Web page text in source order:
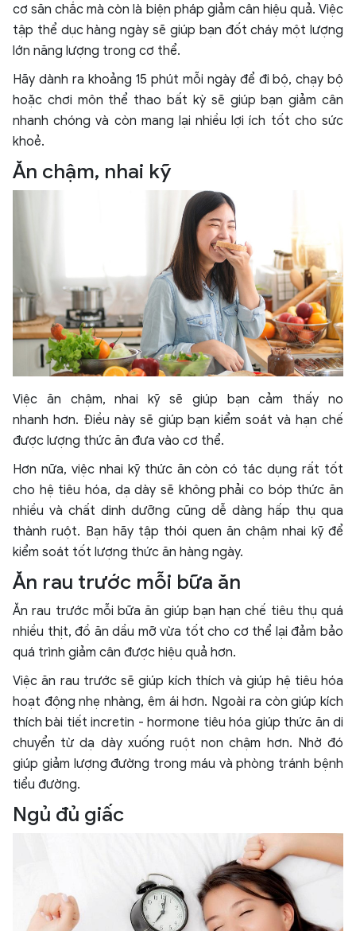
cơ săn chắc mà còn là biện pháp giảm cân hiệu quả. Việc
tập thể dục hàng ngày sẽ giúp bạn đốt cháy một lượng
lớn năng lượng trong cơ thể.
Hãy dành ra khoảng 15 phút mỗi ngày để đi bộ, chạy bộ
hoặc chơi môn thể thao bất kỳ sẽ giúp bạn giảm cân
nhanh chóng và còn mang lại nhiều lợi ích tốt cho sức
khoẻ.
Ăn chậm, nhai kỹ
Việc ăn chậm, nhai kỹ sẽ giúp bạn cảm thấy no
nhanh hơn. Điều này sẽ giúp bạn kiểm soát và hạn chế
được lượng thức ăn đưa vào cơ thể.
Hơn nữa, việc nhai kỹ thức ăn còn có tác dụng rất tốt
cho hệ tiêu hóa, dạ dày sẽ không phải co bóp thức ăn
nhiều và chất dinh dưỡng cũng dễ dàng hấp thụ qua
thành ruột. Bạn hãy tập thói quen ăn chậm nhai kỹ để
kiểm soát tốt lượng thức ăn hàng ngày.
Ăn rau trước mỗi bữa ăn
Ăn rau trước mỗi bữa ăn giúp bạn hạn chế tiêu thụ quá
nhiều thịt, đồ ăn dầu mỡ vừa tốt cho cơ thể lại đảm bảo
quá trình giảm cân được hiệu quả hơn.
Việc ăn rau trước sẽ giúp kích thích và giúp hệ tiêu hóa
hoạt động nhẹ nhàng, êm ái hơn. Ngoài ra còn giúp kích
thích bài tiết incretin - hormone tiêu hóa giúp thức ăn di
chuyển từ dạ dày xuống ruột non chậm hơn. Nhờ đó
giúp giảm lượng đường trong máu và phòng tránh bệnh
tiểu đường.
Ngủ đủ giấc